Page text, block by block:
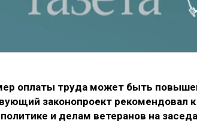
оплаты труда может быть
законопроект рекомендовал
и делам ветеранов на